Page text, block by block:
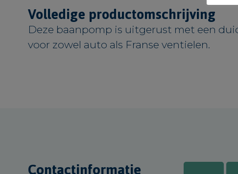
Volledige productomschrijving
Deze baanpomp is uitgerust met een
voor zowel auto als Franse ventielen.